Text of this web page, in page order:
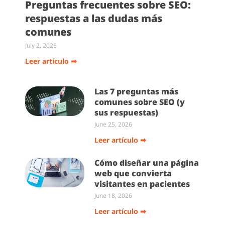
Preguntas frecuentes sobre SEO:
respuestas a las dudas más
comunes
July 2, 2026
Leer artículo ➡
Las 7 preguntas más
comunes sobre SEO (y
sus respuestas)
June 25, 2026
Leer artículo ➡
Cómo diseñar una página
web que convierta
visitantes en pacientes
June 18, 2026
Leer artículo ➡